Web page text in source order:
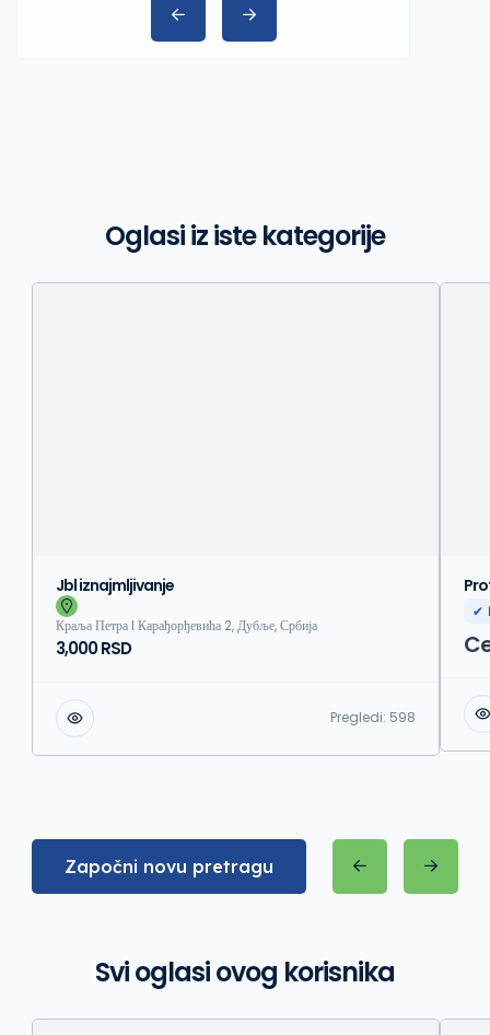
Oglasi iz iste kategorije
Jbl iznajmljivanje
Краља Петра I Карађорђевића 2, Дубље, Србија
3,000 RSD
Pregledi: 598
✔
Započni novu pretragu
Svi oglasi ovog korisnika